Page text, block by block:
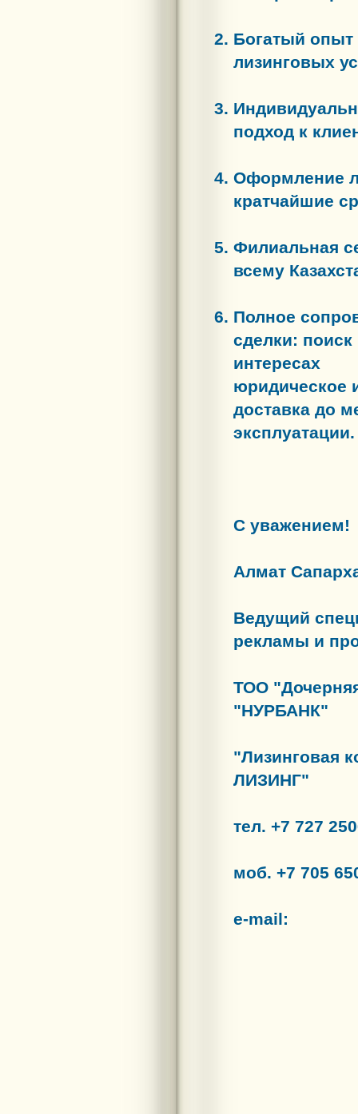
Богатый
лизинговых
подход к
Оформление
кратчайшие
Филиальная
всему
Полное
сделки:
юридическое
доставка до
эксплуатации.
С уважением!
Алмат
Ведущий
рекламы и
ТОО
"НУРБАНК"
"Лизинговая
ЛИЗИНГ"
тел. +7 727
моб. +7 705
e-mail: